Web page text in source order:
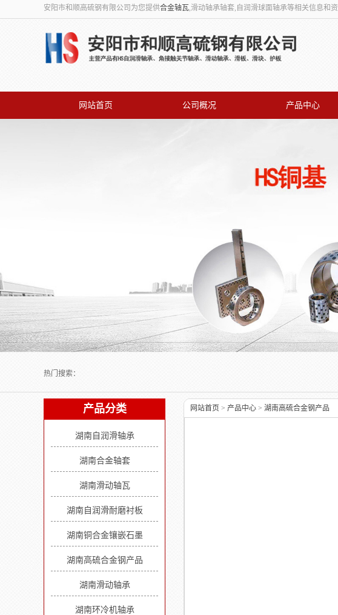
安阳市和顺高硫钢有限公司为您提供合金轴瓦,滑动轴承轴套,自润滑球面轴承等相关信息和
网站首页 公司概况 产品中心
热门搜索：
产品分类
湖南自润滑轴承
湖南合金轴套
湖南滑动轴瓦
湖南自润滑耐磨衬板
湖南铜合金镶嵌石墨
湖南高硫合金钢产品
湖南滑动轴承
湖南环冷机轴承
网站首页 > 产品中心 > 湖南高硫合金钢产品